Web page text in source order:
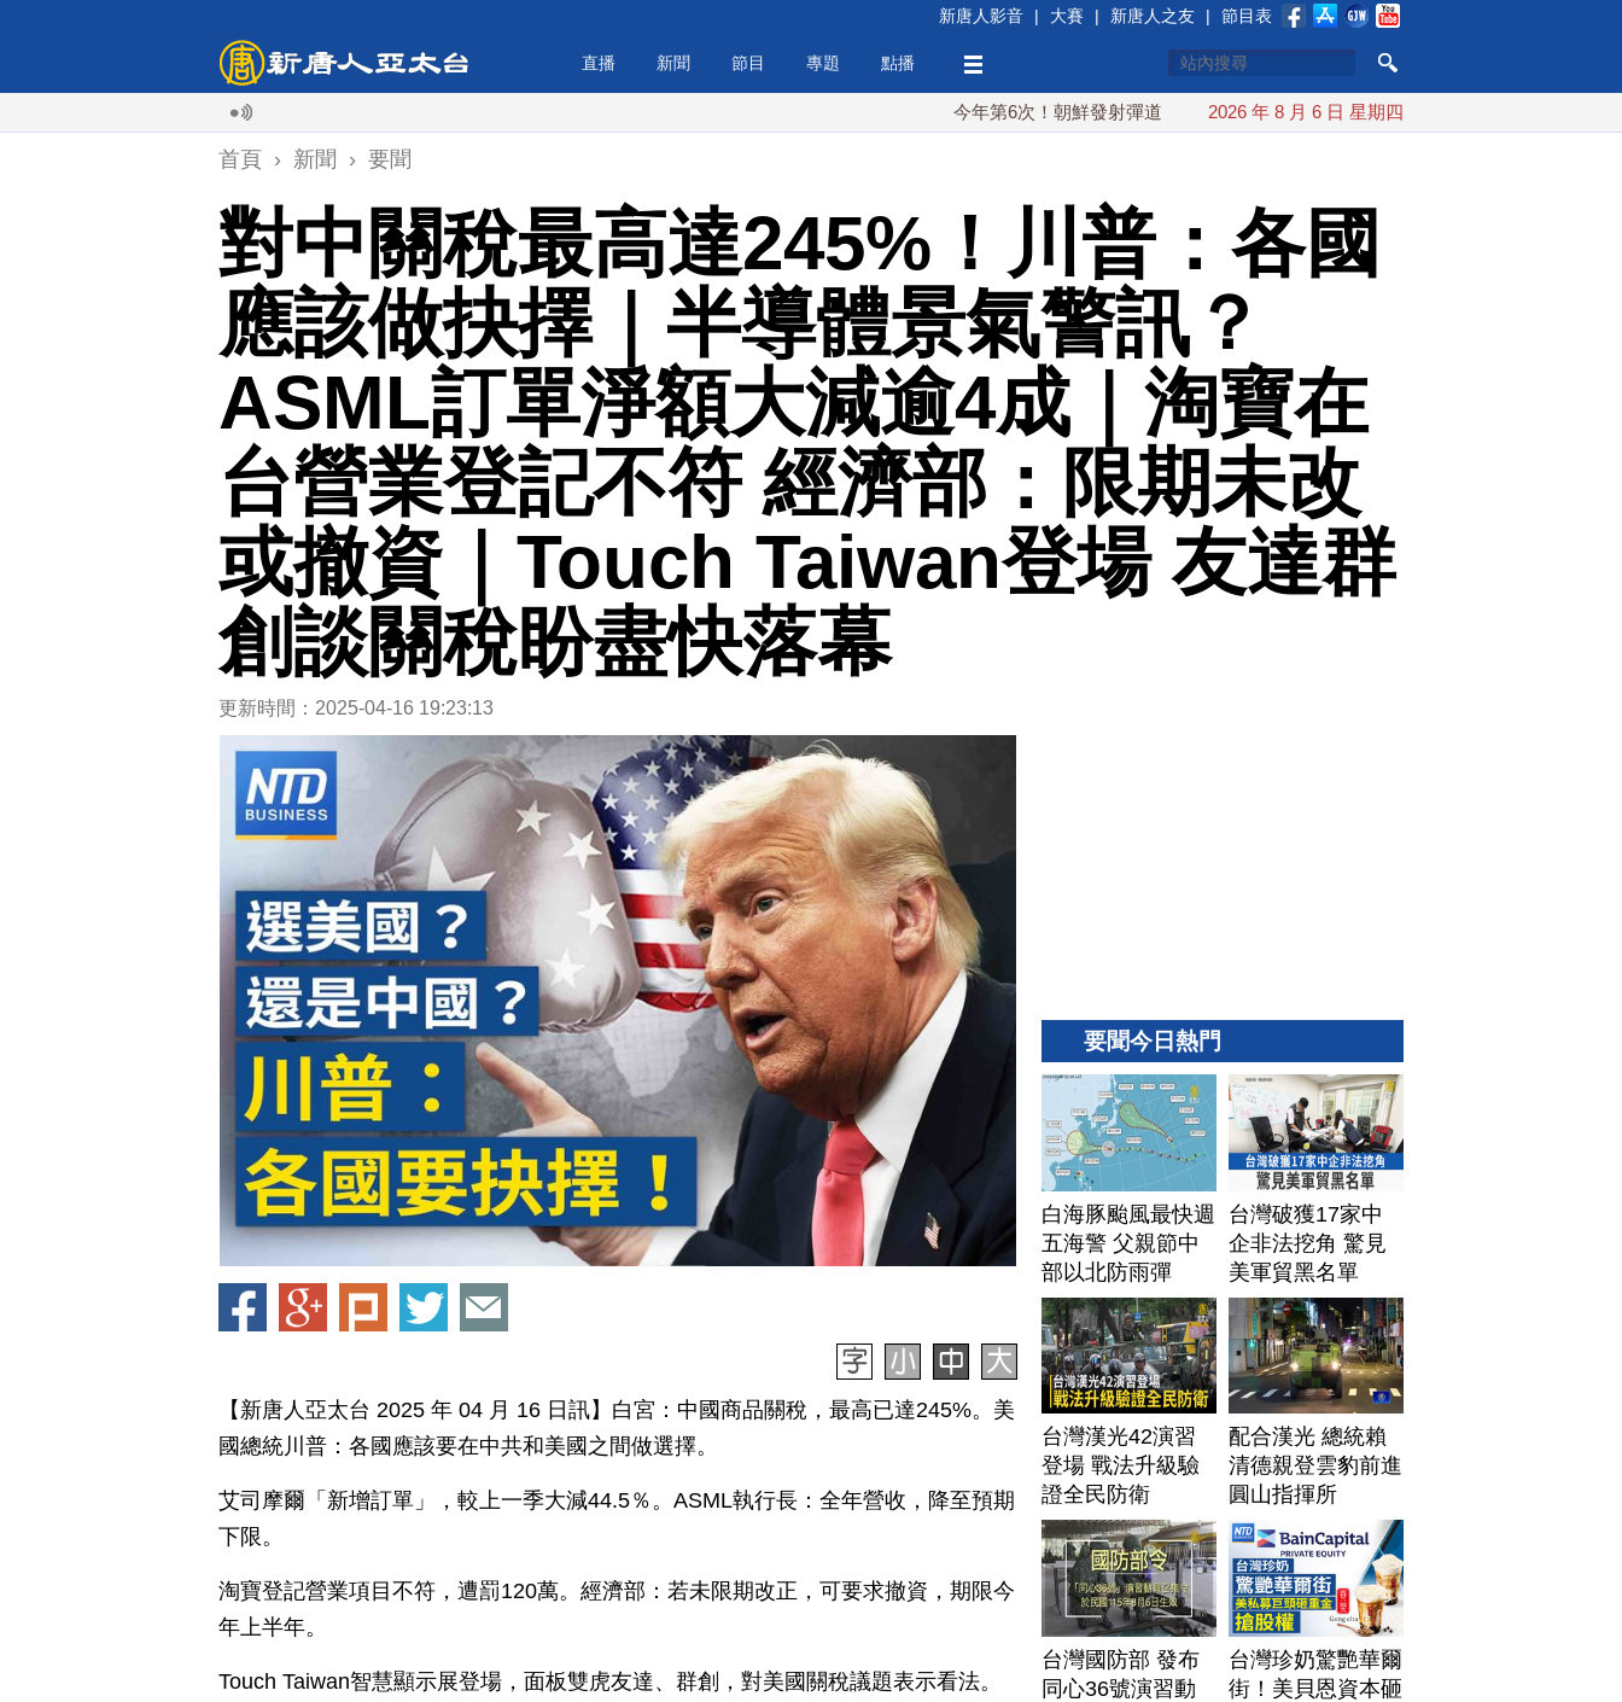
新唐人影音 | 大賽 | 新唐人之友 | 節目表
直播 新聞 節目 專題 點播
今年第6次！朝鮮發射彈道導彈 落日本EEZ外 紅海戰火續升溫 也門胡塞武裝稱又襲擊沙
2026 年 8 月 6 日 星期四
首頁 › 新聞 › 要聞
對中關稅最高達245%！川普：各國
應該做抉擇｜半導體景氣警訊？
ASML訂單淨額大減逾4成｜淘寶在
台營業登記不符 經濟部：限期未改
或撤資｜Touch Taiwan登場 友達群
創談關稅盼盡快落幕
更新時間：2025-04-16 19:23:13
【新唐人亞太台 2025 年 04 月 16 日訊】白宮：中國商品關稅，最高已達245%。美
國總統川普：各國應該要在中共和美國之間做選擇。
艾司摩爾「新增訂單」，較上一季大減44.5％。ASML執行長：全年營收，降至預期
下限。
淘寶登記營業項目不符，遭罰120萬。經濟部：若未限期改正，可要求撤資，期限今
年上半年。
Touch Taiwan智慧顯示展登場，面板雙虎友達、群創，對美國關稅議題表示看法。
要聞今日熱門
白海豚颱風最快週
五海警 父親節中
部以北防雨彈
台灣破獲17家中
企非法挖角 驚見
美軍貿黑名單
台灣漢光42演習
登場 戰法升級驗
證全民防衛
配合漢光 總統賴
清德親登雲豹前進
圓山指揮所
台灣國防部 發布
同心36號演習動
台灣珍奶驚艷華爾
街！美貝恩資本砸